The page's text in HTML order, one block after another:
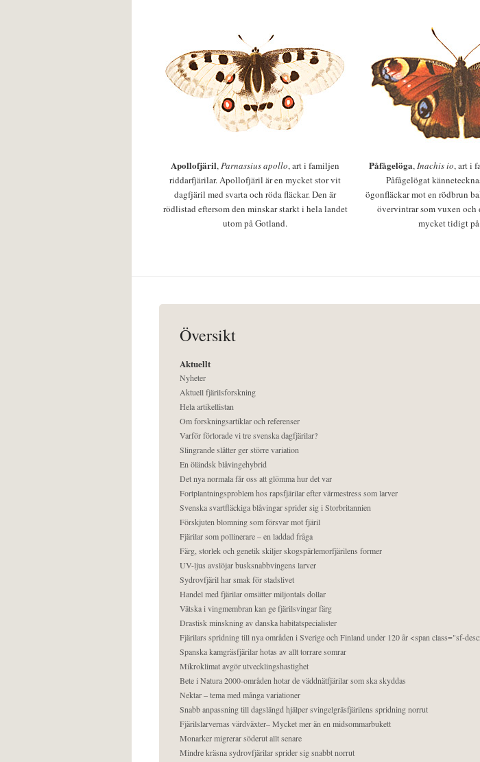
Apollofjäril,Parnassius apollo, art i familjen
riddarfjärilar. Apollofjäril är en mycket stor vit
dagfjäril med svarta och röda fläckar. Den är
rödlistad eftersom den minskar starkt i hela landet
utom på Gotland.
Påfågelöga,Inachis io, art i
Påfågelögat
ögonfläckar mot en rödbrun
övervintrar som vuxen och
mycket tidigt
Översikt
Aktuellt
Nyheter
Aktuell fjärilsforskning
Hela artikellistan
Om forskningsartiklar och referenser
Varför förlorade vi tre svenska dagfjärilar?
Slingrande slåtter ger större variation
En öländsk blåvingehybrid
Det nya normala får oss att glömma hur det var
Fortplantningsproblem hos rapsfjärilar efter värmestress som larver
Svenska svartfläckiga blåvingar sprider sig i Storbritannien
Förskjuten blomning som försvar mot fjäril
Fjärilar som pollinerare – en laddad fråga
Färg, storlek och genetik skiljer skogspärlemorfjärilens former
UV-ljus avslöjar busksnabbvingens larver
Sydrovfjäril har smak för stadslivet
Handel med fjärilar omsätter miljontals dollar
Vätska i vingmembran kan ge fjärilsvingar färg
Drastisk minskning av danska habitatspecialister
Fjärilars spridning till nya områden i Sverige och Finland under 120 år <span class="sf-
Spanska kamgräsfjärilar hotas av allt torrare somrar
Mikroklimat avgör utvecklingshastighet
Bete i Natura 2000-områden hotar de väddnätfjärilar som ska skyddas
Nektar – tema med många variationer
Snabb anpassning till dagslängd hjälper svingelgräsfjärilens spridning norrut
Fjärilslarvernas värdväxter– Mycket mer än en midsommarbukett
Monarker migrerar söderut allt senare
Mindre kräsna sydrovfjärilar sprider sig snabbt norrut